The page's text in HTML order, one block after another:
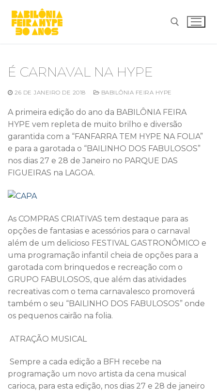
para
É CARNAVAL NA HYPE
26 DE JANEIRO DE 2018 BABILÔNIA FEIRA HYPE
A primeira edição do ano da BABILÔNIA FEIRA
HYPE vem repleta de muito brilho e diversão
garantida com a “FANFARRA TEM HYPE NA FOLIA”
e para a garotada o “BAILINHO DOS FABULOSOS”
nos dias 27 e 28 de Janeiro no PARQUE DAS
FIGUEIRAS na LAGOA.
As COMPRAS CRIATIVAS tem destaque para as
opções de fantasias e acessórios para o carnaval
além de um delicioso FESTIVAL GASTRONÔMICO e
uma programação infantil cheia de opções para a
garotada com brinquedos e recreação com o
GRUPO FABULOSOS, que além das atividades
recreativas com o tema carnavalesco promoverá
também o seu “BAILINHO DOS FABULOSOS” onde
os pequenos cairão na folia.
ATRAÇÃO MUSICAL
Sempre a cada edição a BFH recebe na
programação um novo artista da cena musical
carioca, para esta edição, nos dias 27 e 28 de janeiro